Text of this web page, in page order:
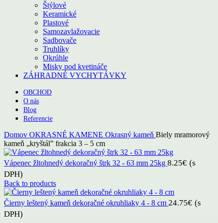
Štýlové
Keramické
Plastové
Samozavlažovacie
Sadbovače
Truhlíky
Okrúhle
Misky pod kvetináče
ZÁHRADNÉ VYCHYTÁVKY
OBCHOD
O nás
Blog
Referencie
Domov OKRASNÉ KAMENE Okrasný kameň Biely mramorový
kameň „kryštál” frakcia 3 – 5 cm
Vápenec žltohnedý dekoračný štrk 32 - 63 mm 25kg 8.25€ (s
DPH)
Back to products
Čierny leštený kameň dekoračné okruhliaky 4 - 8 cm 24.75€ (s
DPH)